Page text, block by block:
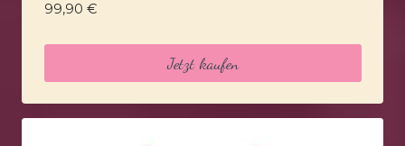
99,90 €
Jetzt kaufen